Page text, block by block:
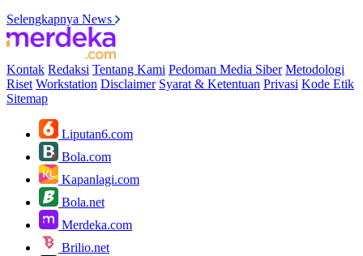
Selengkapnya News
Kontak Redaksi Tentang Kami Pedoman Media Siber Metodologi
Riset Workstation Disclaimer Syarat & Ketentuan Privasi Kode Etik
Sitemap
Liputan6.com
Bola.com
Kapanlagi.com
Bola.net
Merdeka.com
Brilio.net